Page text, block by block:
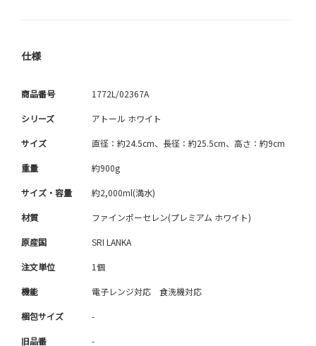
仕様
商品番号 1772L/02367A
シリーズ アトール ホワイト
サイズ 直径：約24.5cm、長径：約25.5cm、高さ：約9cm
重量 約900g
サイズ・容量 約2,000ml(満水)
材質 ファインポーセレン(プレミアム ホワイト)
原産国 SRI LANKA
注文単位 1個
機能 電子レンジ対応 食洗機対応
梱包サイズ -
旧品番 -